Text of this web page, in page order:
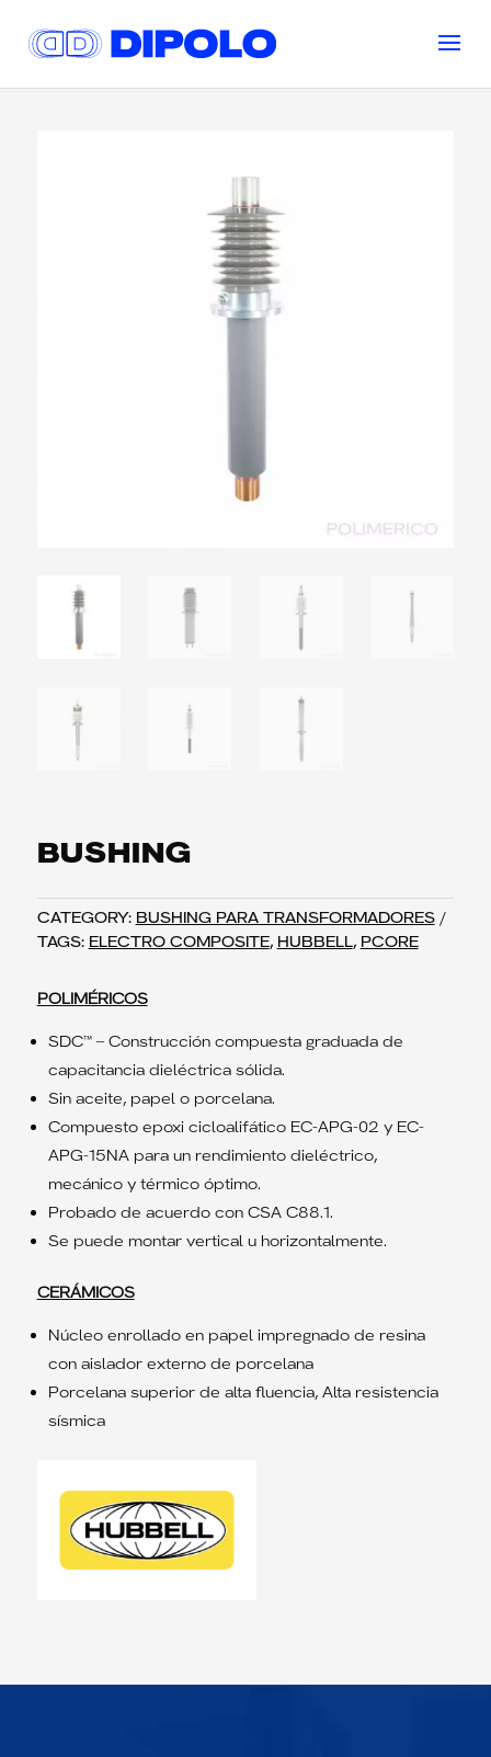
BUSHING
CATEGORY: BUSHING PARA TRANSFORMADORES
TAGS: ELECTRO COMPOSITE, HUBBELL, PCORE
POLIMÉRICOS
SDC™ – Construcción compuesta graduada de
capacitancia dieléctrica sólida.
Sin aceite, papel o porcelana.
Compuesto epoxi cicloalifático EC-APG-02 y EC-
APG-15NA para un rendimiento dieléctrico,
mecánico y térmico óptimo.
Probado de acuerdo con CSA C88.1.
Se puede montar vertical u horizontalmente.
CERÁMICOS
Núcleo enrollado en papel impregnado de resina
con aislador externo de porcelana
Porcelana superior de alta fluencia, Alta resistencia
sísmica